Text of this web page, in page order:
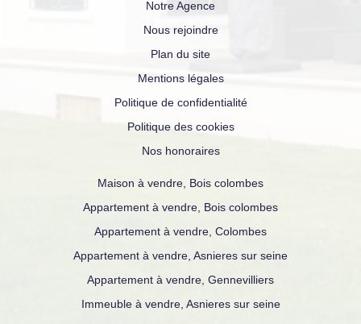
Notre Agence
Nous rejoindre
Plan du site
Mentions légales
Politique de confidentialité
Politique des cookies
Nos honoraires
Maison à vendre, Bois colombes
Appartement à vendre, Bois colombes
Appartement à vendre, Colombes
Appartement à vendre, Asnieres sur seine
Appartement à vendre, Gennevilliers
Immeuble à vendre, Asnieres sur seine